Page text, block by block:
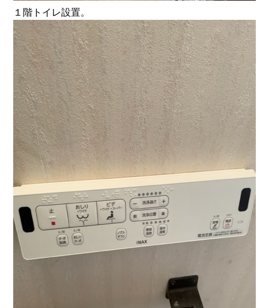
１階トイレ設置。